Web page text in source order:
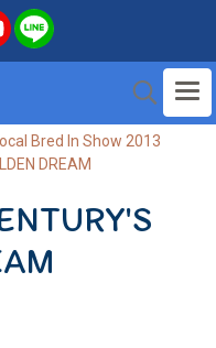
Bred In Show 2013
DREAM